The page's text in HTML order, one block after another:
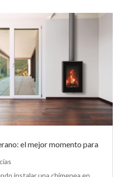
el mejor momento para
instalar una chimenea en